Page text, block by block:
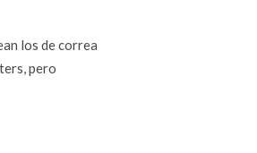
los de correa
pero